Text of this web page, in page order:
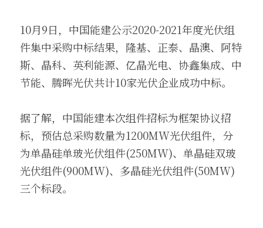
10月9日，中国能建公示2020-2021年度光伏组
件集中采购中标结果，隆基、正泰、晶澳、阿特
斯、晶科、英利能源、亿晶光电、协鑫集成、中
节能、腾晖光伏共计10家光伏企业成功中标。
据了解，中国能建本次组件招标为框架协议招
标，预估总采购数量为1200MW光伏组件，分
为单晶硅单玻光伏组件(250MW)、单晶硅双玻
光伏组件(900MW)、多晶硅光伏组件(50MW)
三个标段。